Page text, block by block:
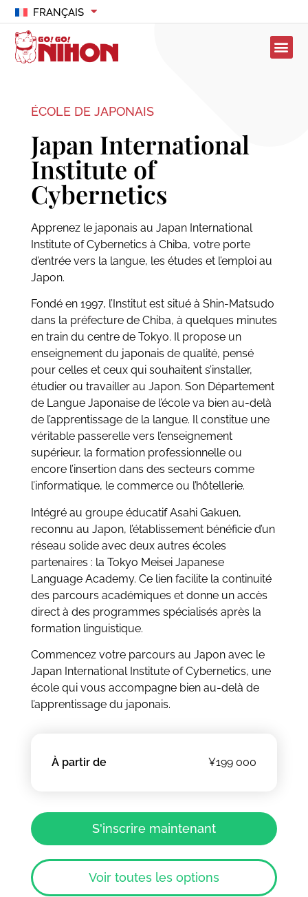
FRANÇAIS
ÉCOLE DE JAPONAIS
Japan International
Institute of
Cybernetics
Apprenez le japonais au Japan International
Institute of Cybernetics à Chiba, votre porte
d’entrée vers la langue, les études et l’emploi au
Japon.
Fondé en 1997, l’Institut est situé à Shin-Matsudo
dans la préfecture de Chiba, à quelques minutes
en train du centre de Tokyo. Il propose un
enseignement du japonais de qualité, pensé
pour celles et ceux qui souhaitent s’installer,
étudier ou travailler au Japon. Son Département
de Langue Japonaise de l’école va bien au-delà
de l’apprentissage de la langue. Il constitue une
véritable passerelle vers l’enseignement
supérieur, la formation professionnelle ou
encore l’insertion dans des secteurs comme
l’informatique, le commerce ou l’hôtellerie.
Intégré au groupe éducatif Asahi Gakuen,
reconnu au Japon, l’établissement bénéficie d’un
réseau solide avec deux autres écoles
partenaires : la Tokyo Meisei Japanese
Language Academy. Ce lien facilite la continuité
des parcours académiques et donne un accès
direct à des programmes spécialisés après la
formation linguistique.
Commencez votre parcours au Japon avec le
Japan International Institute of Cybernetics, une
école qui vous accompagne bien au-delà de
l’apprentissage du japonais.
À partir de ¥199 000
S'inscrire maintenant
Voir toutes les options